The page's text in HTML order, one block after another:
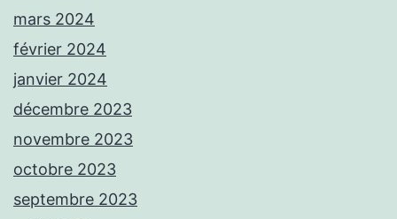
mars 2024
février 2024
janvier 2024
décembre 2023
novembre 2023
octobre 2023
septembre 2023